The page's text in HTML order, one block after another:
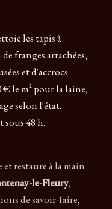
les tapis à
franges arrachées,
et d'accrocs.
le m² pour la laine,
selon l'état.
48 h.
restaure à la main
le-Fleury,
de savoir-faire,